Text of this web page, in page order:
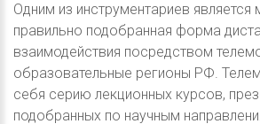
Одним из инструментариев является
правильно подобранная форма
взаимодействия посредством
образовательные регионы РФ.
себя серию лекционных курсов,
подобранных по научным